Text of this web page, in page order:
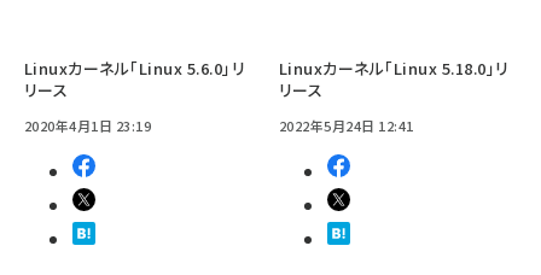
Linuxカーネル「Linux 5.6.0」リ
リース
2020年4月1日 23:19
Linuxカーネル「Linux 5.18.0」リ
リース
2022年5月24日 12:41